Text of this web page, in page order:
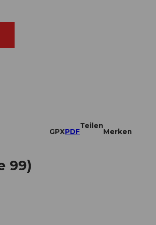
GPXPDF
Teilen
Merken
99)